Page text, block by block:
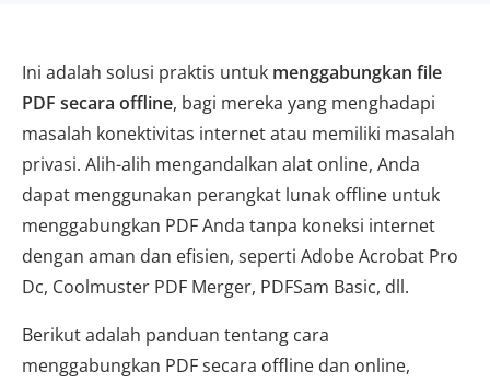
Ini adalah solusi praktis untuk menggabungkan file
PDF secara offline, bagi mereka yang menghadapi
masalah konektivitas internet atau memiliki masalah
privasi. Alih-alih mengandalkan alat online, Anda
dapat menggunakan perangkat lunak offline untuk
menggabungkan PDF Anda tanpa koneksi internet
dengan aman dan efisien, seperti Adobe Acrobat Pro
Dc, Coolmuster PDF Merger, PDFSam Basic, dll.
Berikut adalah panduan tentang cara
menggabungkan PDF secara offline dan online,